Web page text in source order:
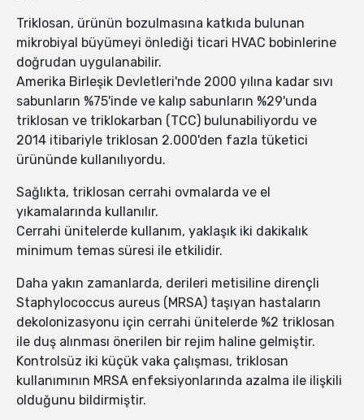
Triklosan, ürünün bozulmasına katkıda bulunan
mikrobiyal büyümeyi önlediği ticari HVAC bobinlerine
doğrudan uygulanabilir.
Amerika Birleşik Devletleri'nde 2000 yılına kadar sıvı
sabunların %75'inde ve kalıp sabunların %29'unda
triklosan ve triklokarban (TCC) bulunabiliyordu ve
2014 itibariyle triklosan 2.000'den fazla tüketici
ürününde kullanılıyordu.
Sağlıkta, triklosan cerrahi ovmalarda ve el
yıkamalarında kullanılır.
Cerrahi ünitelerde kullanım, yaklaşık iki dakikalık
minimum temas süresi ile etkilidir.
Daha yakın zamanlarda, derileri metisiline dirençli
Staphylococcus aureus (MRSA) taşıyan hastaların
dekolonizasyonu için cerrahi ünitelerde %2 triklosan
ile duş alınması önerilen bir rejim haline gelmiştir.
Kontrolsüz iki küçük vaka çalışması, triklosan
kullanımının MRSA enfeksiyonlarında azalma ile ilişkili
olduğunu bildirmiştir.